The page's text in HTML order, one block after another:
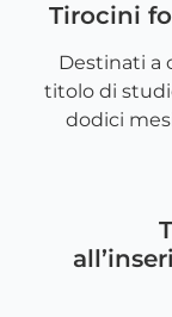
Tirocini
Destinati a
titolo di
dodici